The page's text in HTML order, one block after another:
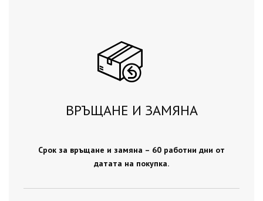
ВРЪЩАНЕ И ЗАМЯНА
Срок за връщане и замяна – 60 работни дни от
датата на покупка.